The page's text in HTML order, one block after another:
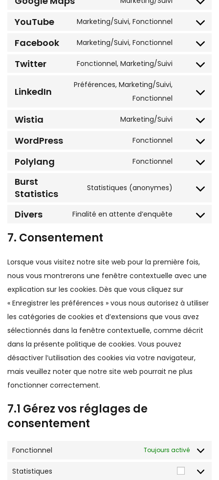
YouTube Marketing/Suivi, Fonctionnel
Facebook Marketing/Suivi, Fonctionnel
Twitter Fonctionnel, Marketing/Suivi
LinkedIn
Préférences, Marketing/Suivi,
Fonctionnel
Wistia Marketing/Suivi
WordPress Fonctionnel
Polylang Fonctionnel
Burst
Statistics
Statistiques (anonymes)
Divers Finalité en attente d’enquête
7. Consentement
Lorsque vous visitez notre site web pour la première fois,
nous vous montrerons une fenêtre contextuelle avec une
explication sur les cookies. Dès que vous cliquez sur
« Enregistrer les préférences » vous nous autorisez à utiliser
les catégories de cookies et d’extensions que vous avez
sélectionnés dans la fenêtre contextuelle, comme décrit
dans la présente politique de cookies. Vous pouvez
désactiver l’utilisation des cookies via votre navigateur,
mais veuillez noter que notre site web pourrait ne plus
fonctionner correctement.
7.1 Gérez vos réglages de
consentement
Fonctionnel Toujours activé
Statistiques